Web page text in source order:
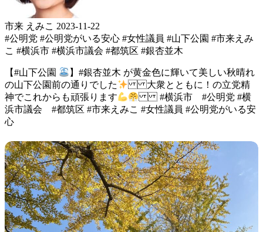
市来 えみこ 2023-11-22
#公明党 #公明党がいる安心 #女性議員 #山下公園 #市来えみ
こ #横浜市 #横浜市議会 #都筑区 #銀杏並木
【#山下公園
】 #銀杏並木 が黄金色に輝いて 美しい秋晴れ
の 山下公園前の通りでした
大衆とともに！の立党精
神で これからも頑張ります
#横浜市 #公明党 #横
浜市議会 #都筑区 #市来えみこ #女性議員 #公明党がいる安
心